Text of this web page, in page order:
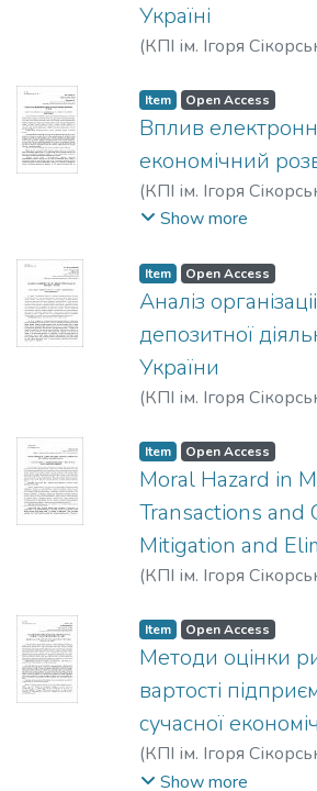
Україні
(КПІ ім. Ігоря
Item Open Access
Вплив
економічний
(КПІ ім. Ігоря
Фартушний, Іван
Show more
Item Open Access
Аналіз
депозитної
України
(КПІ ім. Ігоря
Item Open Access
Moral Hazard in
Transactions and
Mitigation and
(КПІ ім. Ігоря
Item Open Access
Методи оцінки
вартості
сучасної
(КПІ ім. Ігоря
А. М.;Ставицький, О.
Show more